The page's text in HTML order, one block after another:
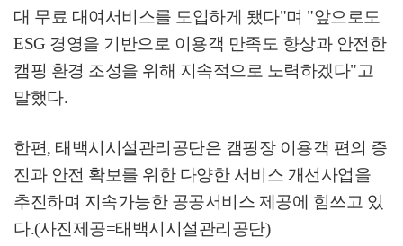
대 무료 대여서비스를 도입하게 됐다"며 "앞으로도
ESG 경영을 기반으로 이용객 만족도 향상과 안전한
캠핑 환경 조성을 위해 지속적으로 노력하겠다"고
말했다.
한편, 태백시시설관리공단은 캠핑장 이용객 편의 증
진과 안전 확보를 위한 다양한 서비스 개선사업을
추진하며 지속가능한 공공서비스 제공에 힘쓰고 있
다.(사진제공=태백시시설관리공단)